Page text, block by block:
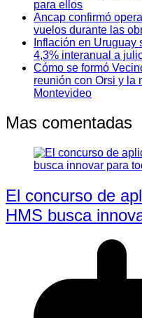
para ellos
Ancap confirmó
vuelos durante las
Inflación en Uruguay
4,3% interanual a
Cómo se formó
reunión con Orsi y la
Montevideo
Mas comentadas
El concurso de
HMS busca